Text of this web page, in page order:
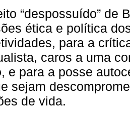
“despossuído” de
ética e política
para a
caros a uma
e para a posse
sejam
de vida.